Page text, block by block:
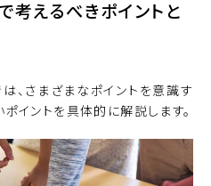
考えるべきポイントと
、さまざまなポイントを意識す
イントを具体的に解説します。